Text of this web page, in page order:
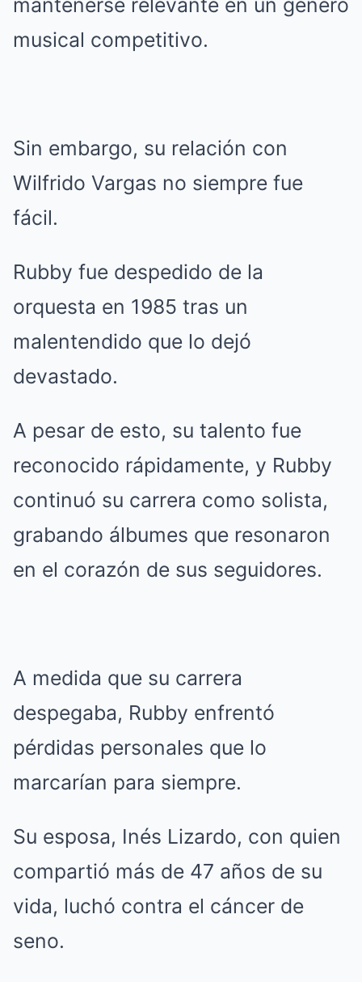
mantenerse relevante en un género
musical competitivo.
Sin embargo, su relación con
Wilfrido Vargas no siempre fue
fácil.
Rubby fue despedido de la
orquesta en 1985 tras un
malentendido que lo dejó
devastado.
A pesar de esto, su talento fue
reconocido rápidamente, y Rubby
continuó su carrera como solista,
grabando álbumes que resonaron
en el corazón de sus seguidores.
A medida que su carrera
despegaba, Rubby enfrentó
pérdidas personales que lo
marcarían para siempre.
Su esposa, Inés Lizardo, con quien
compartió más de 47 años de su
vida, luchó contra el cáncer de
seno.